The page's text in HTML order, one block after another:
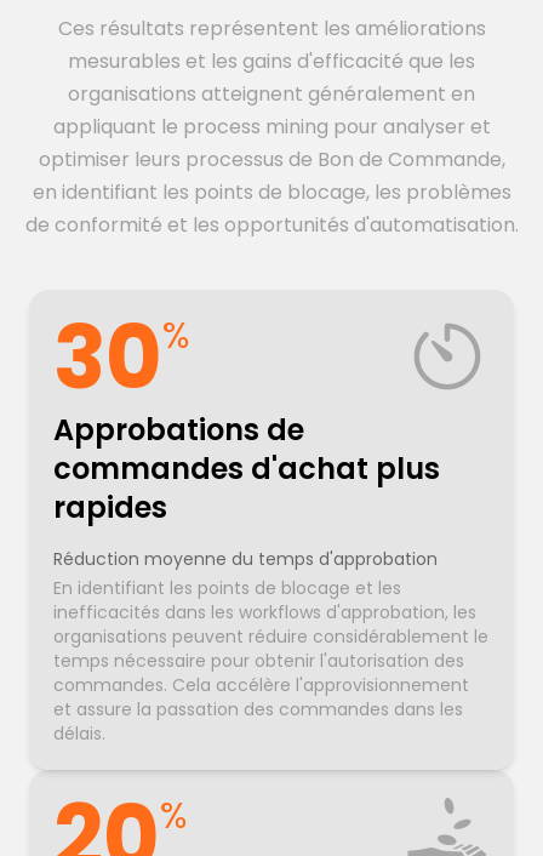
Ces résultats représentent les améliorations
mesurables et les gains d'efficacité que les
organisations atteignent généralement en
appliquant le process mining pour analyser et
optimiser leurs processus de Bon de Commande,
en identifiant les points de blocage, les problèmes
de conformité et les opportunités d'automatisation.
30%
Approbations de
commandes d'achat plus
rapides
Réduction moyenne du temps d'approbation
En identifiant les points de blocage et les
inefficacités dans les workflows d'approbation, les
organisations peuvent réduire considérablement le
temps nécessaire pour obtenir l'autorisation des
commandes. Cela accélère l'approvisionnement
et assure la passation des commandes dans les
délais.
%